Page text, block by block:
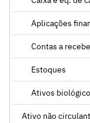
Aplicações
Contas a
Estoques
Ativos
Ativo não